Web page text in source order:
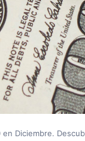
en Diciembre.